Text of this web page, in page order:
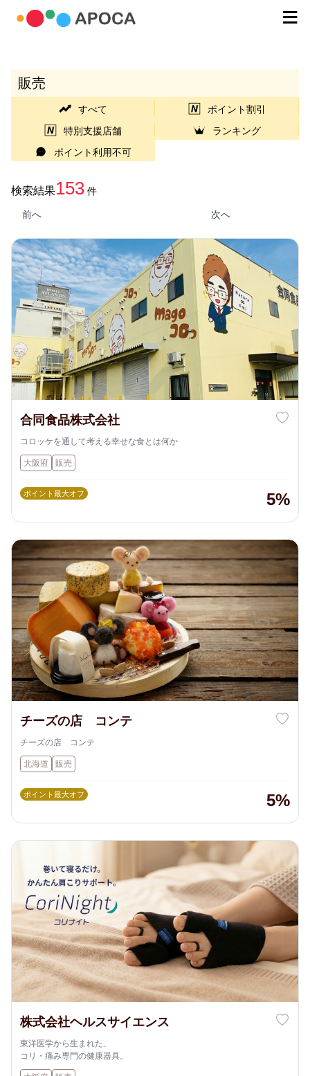
販売
すべて
ポイント割引
特別支援店舗
ランキング
ポイント利用不可
検索結果153 件
前へ 次へ
合同食品株式会社
コロッケを通して考える幸せな食とは何か
大阪府 販売
ポイント最大オフ 5%
チーズの店 コンテ
チーズの店 コンテ
北海道 販売
ポイント最大オフ 5%
株式会社ヘルスサイエンス
東洋医学から生まれた、
コリ・痛み専門の健康器具。